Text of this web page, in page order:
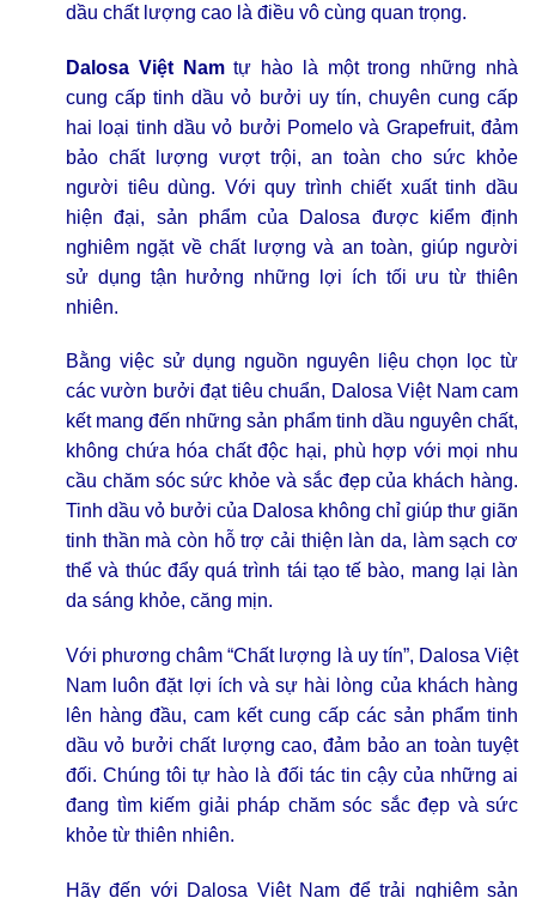
dầu chất lượng cao là điều vô cùng quan trọng.
Dalosa Việt Namtự hào là một trong những nhà
cung cấp tinh dầu vỏ bưởi uy tín, chuyên cung cấp
hai loại tinh dầu vỏ bưởi Pomelo và Grapefruit, đảm
bảo chất lượng vượt trội, an toàn cho sức khỏe
người tiêu dùng. Với quy trình chiết xuất tinh dầu
hiện đại, sản phẩm của Dalosa được kiểm định
nghiêm ngặt về chất lượng và an toàn, giúp người
sử dụng tận hưởng những lợi ích tối ưu từ thiên
nhiên.
Bằng việc sử dụng nguồn nguyên liệu chọn lọc từ
các vườn bưởi đạt tiêu chuẩn, Dalosa Việt Nam cam
kết mang đến những sản phẩm tinh dầu nguyên chất,
không chứa hóa chất độc hại, phù hợp với mọi nhu
cầu chăm sóc sức khỏe và sắc đẹp của khách hàng.
Tinh dầu vỏ bưởi của Dalosa không chỉ giúp thư giãn
tinh thần mà còn hỗ trợ cải thiện làn da, làm sạch cơ
thể và thúc đẩy quá trình tái tạo tế bào, mang lại làn
da sáng khỏe, căng mịn.
Với phương châm “Chất lượng là uy tín”, Dalosa Việt
Nam luôn đặt lợi ích và sự hài lòng của khách hàng
lên hàng đầu, cam kết cung cấp các sản phẩm tinh
dầu vỏ bưởi chất lượng cao, đảm bảo an toàn tuyệt
đối. Chúng tôi tự hào là đối tác tin cậy của những ai
đang tìm kiếm giải pháp chăm sóc sắc đẹp và sức
khỏe từ thiên nhiên.
Hãy đến với Dalosa Việt Nam để trải nghiệm sản